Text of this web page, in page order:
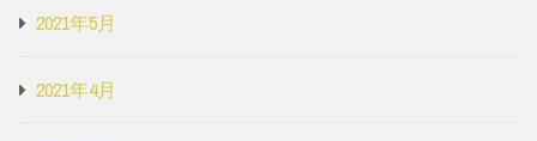
2021年5月
2021年4月